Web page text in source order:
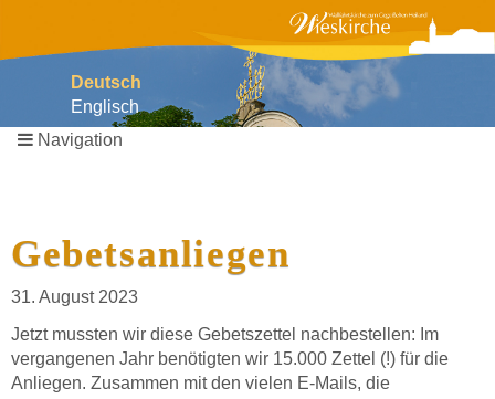
Deutsch
Englisch
Navigation
Navigation
Gebetsanliegen
31. August 2023
Jetzt mussten wir diese Gebetszettel nachbestellen: Im
vergangenen Jahr benötigten wir 15.000 Zettel (!) für die
Anliegen. Zusammen mit den vielen E-Mails, die